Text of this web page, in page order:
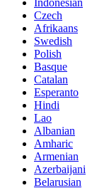
Czech
Afrikaans
Swedish
Polish
Basque
Catalan
Esperanto
Hindi
Lao
Albanian
Amharic
Armenian
Azerbaijani
Belarusian